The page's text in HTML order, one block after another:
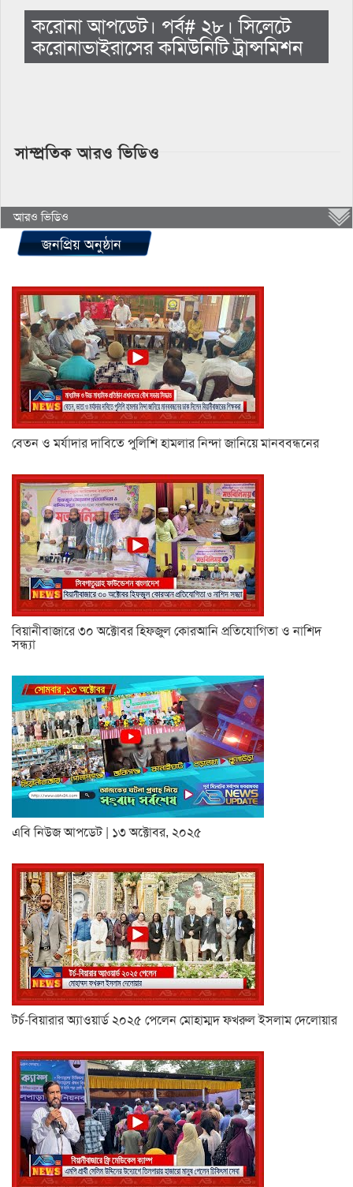
করোনা আপডেট। পর্ব# ২৮। সিলেটে
করোনাভাইরাসের কমিউনিটি ট্রান্সমিশন
সাম্প্রতিক আরও ভিডিও
আরও ভিডিও
জনপ্রিয় অনুষ্ঠান
বেতন ও মর্যাদার দাবিতে পুলিশি হামলার নিন্দা জানিয়ে মানববন্ধনের
বিয়ানীবাজারে ৩০ অক্টোবর হিফজুল কোরআনি প্রতিযোগিতা ও নাশিদ
সন্ধ্যা
এবি নিউজ আপডেট | ১৩ অক্টোবর, ২০২৫
টর্চ-বিয়ারার অ্যাওয়ার্ড ২০২৫ পেলেন মোহাম্মদ ফখরুল ইসলাম দেলোয়ার